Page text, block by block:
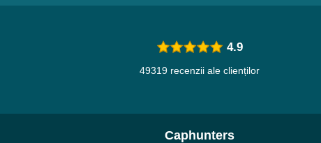
4.9
49319 recenzii ale clienților
Caphunters